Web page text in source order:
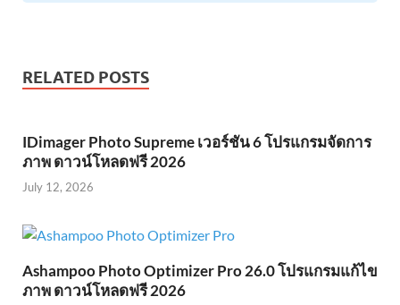
RELATED POSTS
IDimager Photo Supreme เวอร์ชัน 6 โปรแกรมจัดการ
ภาพ ดาวน์โหลดฟรี 2026
July 12, 2026
Ashampoo Photo Optimizer Pro 26.0 โปรแกรมแก้ไข
ภาพ ดาวน์โหลดฟรี 2026